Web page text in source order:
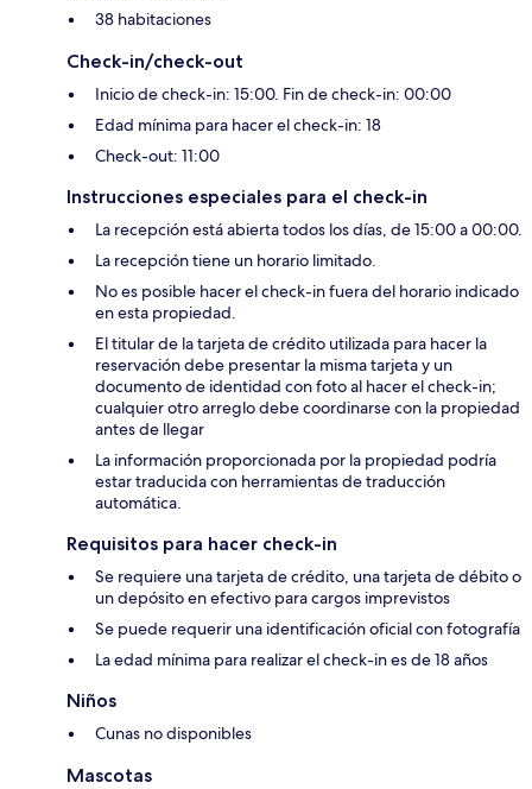
38 habitaciones
Check-in/check-out
Inicio de check-in: 15:00. Fin de check-in: 00:00
Edad mínima para hacer el check-in: 18
Check-out: 11:00
Instrucciones especiales para el check-in
La recepción está abierta todos los días, de 15:00 a 00:00.
La recepción tiene un horario limitado.
No es posible hacer el check-in fuera del horario indicado
en esta propiedad.
El titular de la tarjeta de crédito utilizada para hacer la
reservación debe presentar la misma tarjeta y un
documento de identidad con foto al hacer el check-in;
cualquier otro arreglo debe coordinarse con la propiedad
antes de llegar
La información proporcionada por la propiedad podría
estar traducida con herramientas de traducción
automática.
Requisitos para hacer check-in
Se requiere una tarjeta de crédito, una tarjeta de débito o
un depósito en efectivo para cargos imprevistos
Se puede requerir una identificación oficial con fotografía
La edad mínima para realizar el check-in es de 18 años
Niños
Cunas no disponibles
Mascotas